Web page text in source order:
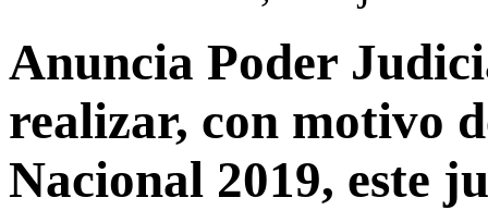
Anuncia Poder
realizar, con motivo
Nacional 2019, este